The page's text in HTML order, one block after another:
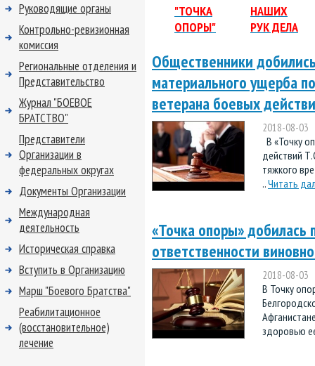
"ТОЧКА
ОПОРЫ"
НАШИХ
РУК ДЕЛА
Общественники
материального ущерба
ветерана боевых
2018-08-03
В «Точку
действий
тяжкого
..Читать
«Точка опоры» добилась
ответственности
2018-08-03
В Точку
здоровью
Руководящие органы
Контрольно-ревизионная
комиссия
Региональные отделения и
Представительство
Журнал "БОЕВОЕ
БРАТСТВО"
Представители
Организации в
федеральных округах
Документы Организации
Международная
деятельность
Историческая справка
Вступить в Организацию
Марш "Боевого Братства"
Реабилитационное
(восстановительное)
лечение